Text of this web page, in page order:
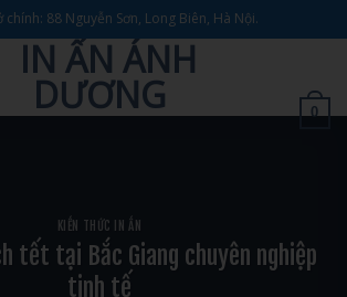
chính: 88 Nguyễn Sơn, Long Biên, Hà Nội.
0
KIẾN THỨC IN ẤN
tết tại Bắc Giang chuyên nghiệp
tinh tế